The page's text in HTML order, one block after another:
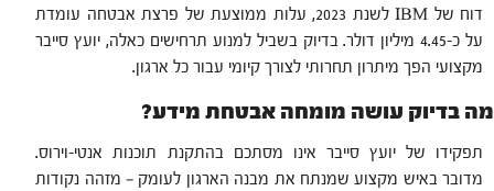
דוח של IBM לשנת 2023, עלות ממוצעת של פרצת אבטחה עומדת
על כ-4.45 מיליון דולר. בדיוק בשביל למנוע תרחישים כאלה, יועץ סייבר
מקצועי הפך מיתרון תחרותי לצורך קיומי עבור כל ארגון.
מה בדיוק עושה מומחה אבטחת מידע?
תפקידו של יועץ סייבר אינו מסתכם בהתקנת תוכנות אנטי-וירוס.
מדובר באיש מקצוע שמנתח את מבנה הארגון לעומק — מזהה נקודות